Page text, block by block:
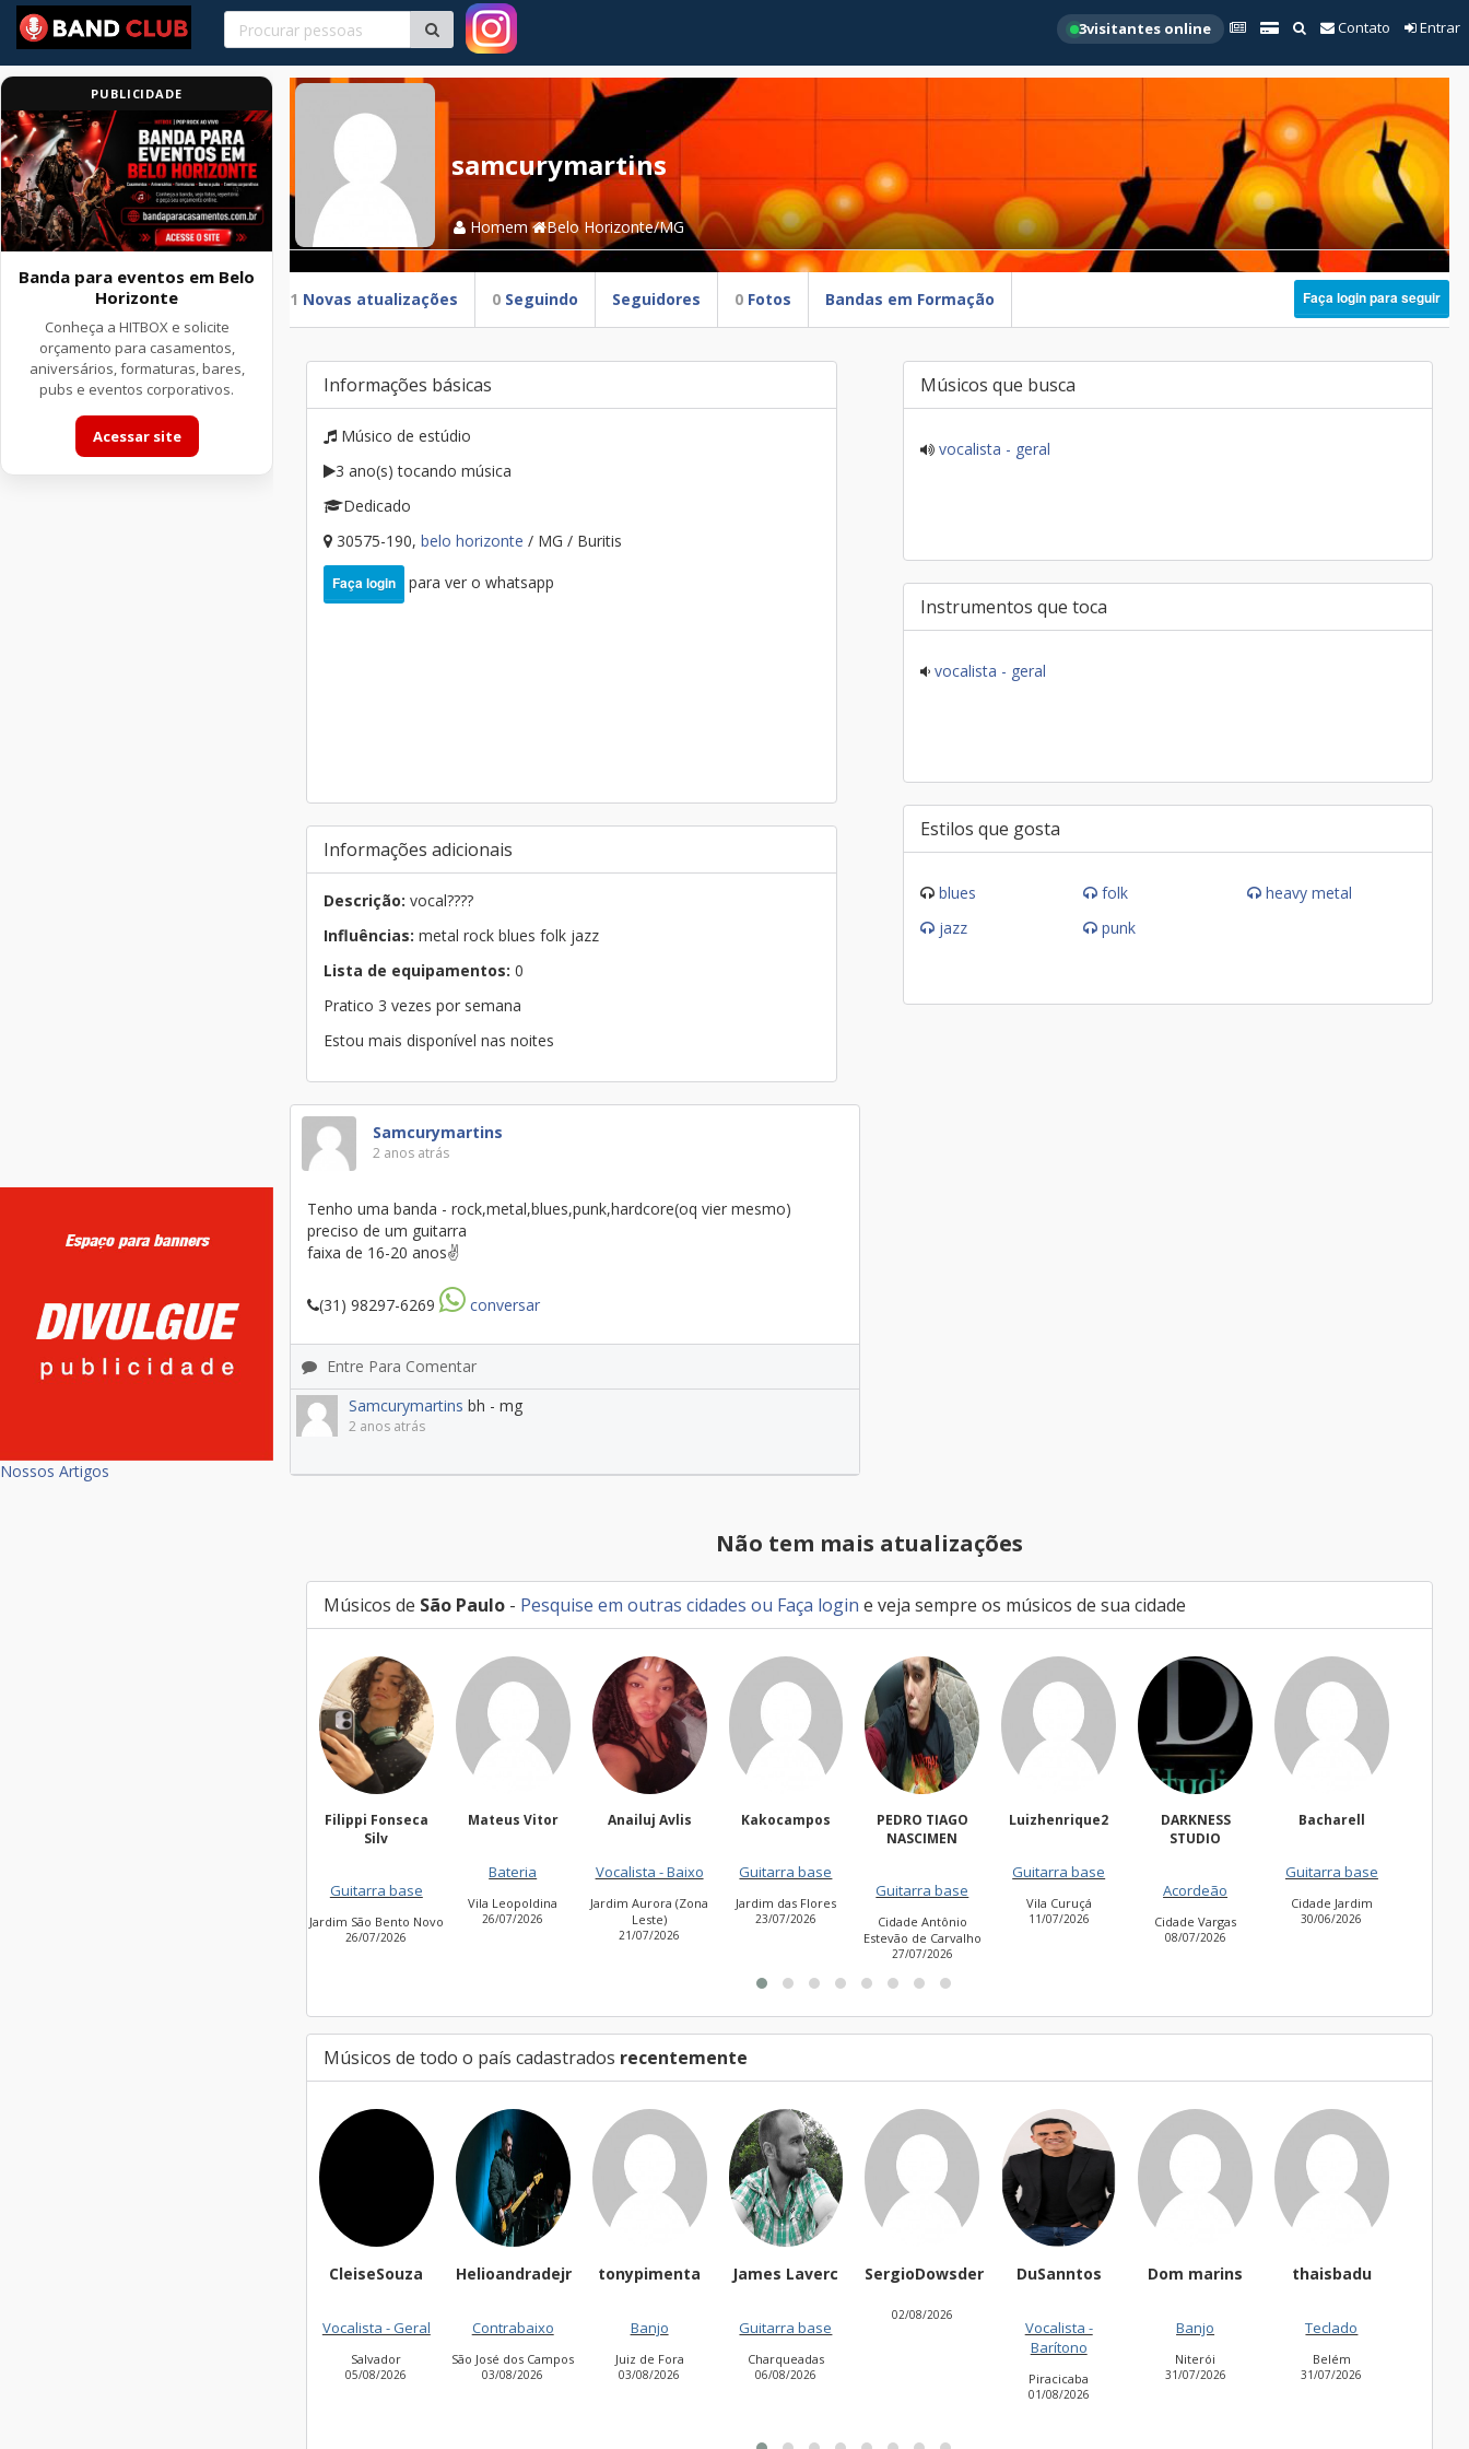
3visitantes online Contato Entrar
PUBLICIDADE
Banda para eventos em Belo
Horizonte
Conheça a HITBOX e solicite
orçamento para casamentos,
aniversários, formaturas, bares,
pubs e eventos corporativos.
Acessar site
Nossos Artigos
samcurymartins
Homem Belo Horizonte/MG
1 Novas atualizações 0 Seguindo Seguidores 0 Fotos Bandas em Formação Faça login para seguir
Informações básicas
Músico de estúdio
3 ano(s) tocando música
Dedicado
30575-190, belo horizonte / MG / Buritis
Faça login para ver o whatsapp
Informações adicionais
Descrição: vocal????
Influências: metal rock blues folk jazz
Lista de equipamentos: 0
Pratico 3 vezes por semana
Estou mais disponível nas noites
Músicos que busca
vocalista - geral
Instrumentos que toca
vocalista - geral
Estilos que gosta
blues folk
heavy metal
jazz
punk
Samcurymartins
2 anos atrás
Tenho uma banda - rock,metal,blues,punk,hardcore(oq vier mesmo)
preciso de um guitarra
faixa de 16-20 anos✌️
(31) 98297-6269 conversar
Entre Para Comentar
Samcurymartins bh - mg
2 anos atrás
Não tem mais atualizações
Músicos de São Paulo - Pesquise em outras cidades ou Faça login e veja sempre os músicos de sua cidade
Filippi Fonseca
Silv
Guitarra base
Jardim São Bento Novo
26/07/2026
Mateus Vitor
Bateria
Vila Leopoldina
26/07/2026
Anailuj Avlis
Vocalista - Baixo
Jardim Aurora (Zona
Leste)
21/07/2026
Kakocampos
Guitarra base
Jardim das Flores
23/07/2026
PEDRO TIAGO
NASCIMEN
Guitarra base
Cidade Antônio
Estevão de Carvalho
27/07/2026
Luizhenrique2
Guitarra base
Vila Curuçá
11/07/2026
DARKNESS
STUDIO
Acordeão
Cidade Vargas
08/07/2026
Bacharell
Guitarra base
Cidade Jardim
30/06/2026
Músicos de todo o país cadastrados recentemente
CleiseSouza
Vocalista - Geral
Salvador
05/08/2026
Helioandradejr
Contrabaixo
São José dos Campos
03/08/2026
tonypimenta
Banjo
Juiz de Fora
03/08/2026
James Laverc
Guitarra base
Charqueadas
06/08/2026
SergioDowsder
02/08/2026
DuSanntos
Vocalista -
Barítono
Piracicaba
01/08/2026
Dom marins
Banjo
Niterói
31/07/2026
thaisbadu
Teclado
Belém
31/07/2026